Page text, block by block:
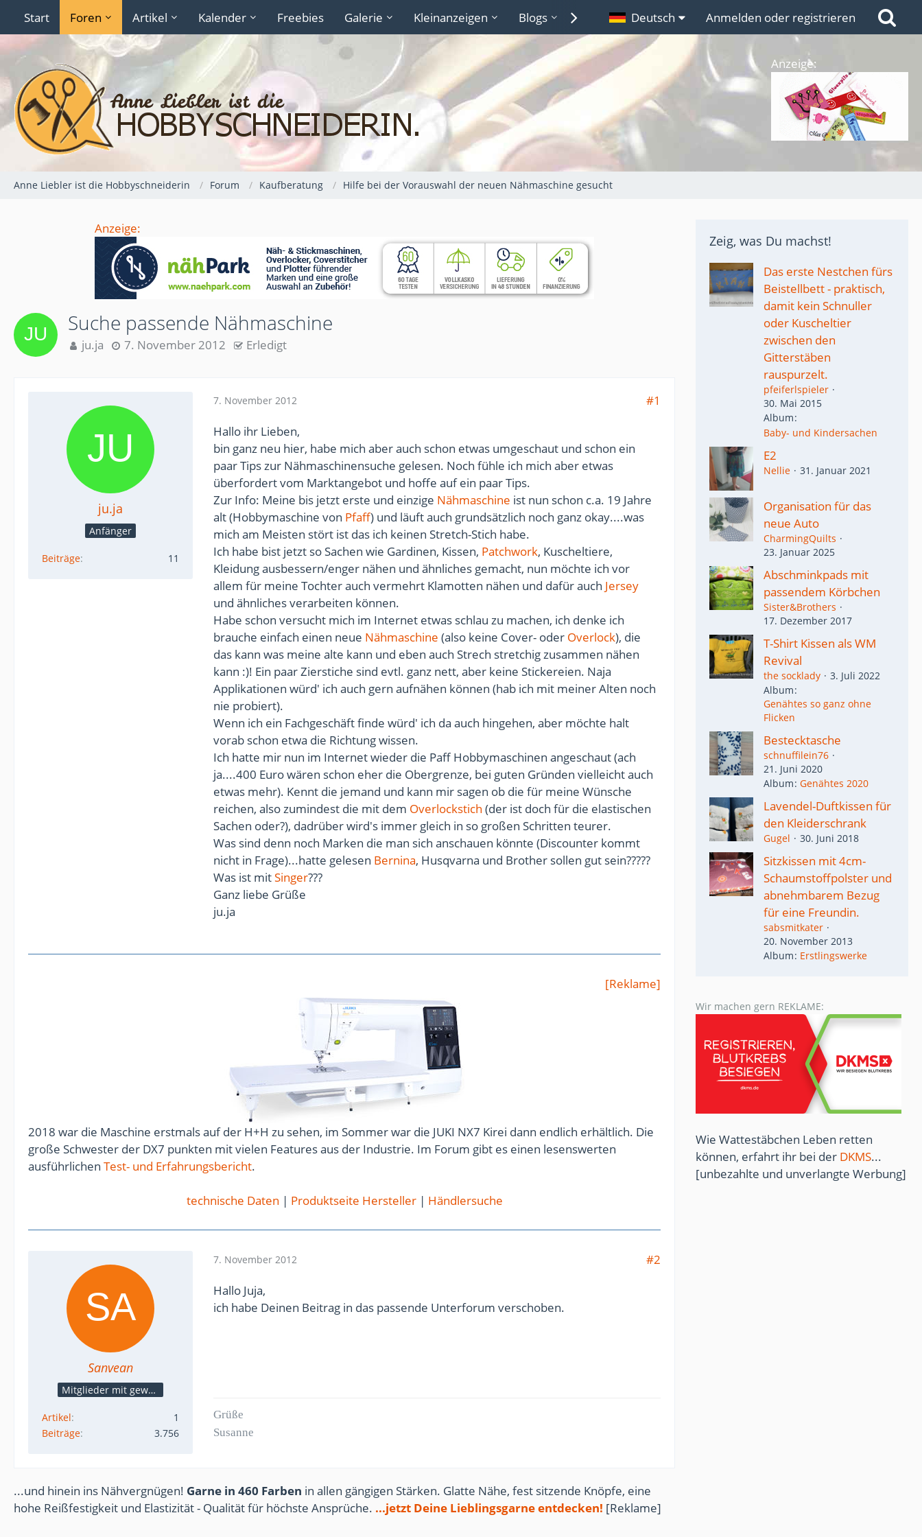
Start Foren Artikel Kalender Freebies Galerie Kleinanzeigen Blogs Lexikon Links
Deutsch Anmelden oder registrieren
Anzeige:
Anne Liebler ist die Hobbyschneiderin Forum Kaufberatung Hilfe bei der Vorauswahl der neuen Nähmaschine gesucht
Anzeige:
Suche passende Nähmaschine
ju.ja 7. November 2012 Erledigt
ju.ja
Anfänger
Beiträge 11
7. November 2012
#1
Hallo ihr Lieben,
bin ganz neu hier, habe mich aber auch schon etwas umgeschaut und schon ein
paar Tips zur Nähmaschinensuche gelesen. Noch fühle ich mich aber etwas
überfordert vom Marktangebot und hoffe auf ein paar Tips.
Zur Info: Meine bis jetzt erste und einzige Nähmaschine ist nun schon c.a. 19 Jahre
alt (Hobbymaschine von Pfaff) und läuft auch grundsätzlich noch ganz okay....was
mich am Meisten stört ist das ich keinen Stretch-Stich habe.
Ich habe bist jetzt so Sachen wie Gardinen, Kissen, Patchwork, Kuscheltiere,
Kleidung ausbessern/enger nähen und ähnliches gemacht, nun möchte ich vor
allem für meine Tochter auch vermehrt Klamotten nähen und dafür auch Jersey
und ähnliches verarbeiten können.
Habe schon versucht mich im Internet etwas schlau zu machen, ich denke ich
brauche einfach einen neue Nähmaschine (also keine Cover- oder Overlock), die
das kann was meine alte kann und eben auch Strech stretchig zusammen nähen
kann :)! Ein paar Zierstiche sind evtl. ganz nett, aber keine Stickereien. Naja
Applikationen würd' ich auch gern aufnähen können (hab ich mit meiner Alten noch
nie probiert).
Wenn ich ein Fachgeschäft finde würd' ich da auch hingehen, aber möchte halt
vorab schon etwa die Richtung wissen.
Ich hatte mir nun im Internet wieder die Paff Hobbymaschinen angeschaut (ach
ja....400 Euro wären schon eher die Obergrenze, bei guten Gründen vielleicht auch
etwas mehr). Kennt die jemand und kann mir sagen ob die für meine Wünsche
reichen, also zumindest die mit dem Overlockstich (der ist doch für die elastischen
Sachen oder?), dadrüber wird's immer gleich in so großen Schritten teurer.
Was sind denn noch Marken die man sich anschauen könnte (Discounter kommt
nicht in Frage)...hatte gelesen Bernina, Husqvarna und Brother sollen gut sein?????
Was ist mitSinger???
Ganz liebe Grüße
ju.ja
[Reklame]
2018 war die Maschine erstmals auf der H+H zu sehen, im Sommer war die JUKI NX7 Kirei dann endlich erhältlich. Die
große Schwester der DX7 punkten mit vielen Features aus der Industrie. Im Forum gibt es einen lesenswerten
ausführlichen Test- und Erfahrungsbericht.
technische Daten | Produktseite Hersteller| Händlersuche
Sanvean
Mitglieder mit gewerblicher Verbindung, auch als Mitarbeiter/in
Artikel
1
Beiträge
3.756
7. November 2012
#2
Hallo Juja,
ich habe Deinen Beitrag in das passende Unterforum verschoben.
Grüße
Susanne
...und hinein ins Nähvergnügen! Garne in 460 Farben in allen gängigen Stärken. Glatte Nähe, fest sitzende Knöpfe, eine
hohe Reißfestigkeit und Elastizität - Qualität für höchste Ansprüche. ...jetzt Deine Lieblingsgarne entdecken! [Reklame]
Zeig, was Du machst!
Das erste Nestchen fürs
Beistellbett - praktisch,
damit kein Schnuller
oder Kuscheltier
zwischen den
Gitterstäben
rauspurzelt.
pfeiferlspieler
30. Mai 2015
Album
Baby- und Kindersachen
E2
Nellie 31. Januar 2021
Organisation für das
neue Auto
CharmingQuilts
23. Januar 2025
Abschminkpads mit
passendem Körbchen
Sister&Brothers
17. Dezember 2017
T-Shirt Kissen als WM
Revival
the socklady
3. Juli 2022
Album
Genähtes so ganz ohne
Flicken
Bestecktasche
schnuffilein76
21. Juni 2020
Album Genähtes 2020
Lavendel-Duftkissen für
den Kleiderschrank
Gugel 30. Juni 2018
Sitzkissen mit 4cm-
Schaumstoffpolster und
abnehmbarem Bezug
für eine Freundin.
sabsmitkater
20. November 2013
Album Erstlingswerke
Wir machen gern REKLAME:
Wie Wattestäbchen Leben retten
können, erfahrt ihr bei der DKMS...
[unbezahlte und unverlangte Werbung]